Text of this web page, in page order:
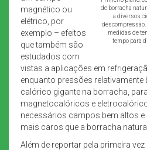
de borracha
a diversos
medidas de
tempo para
magnético ou
elétrico, por
exemplo – efeitos
que também são
estudados com
vistas a aplicações em
enquanto pressões
calórico gigante na borracha,
magnetocalóricos e
necessários campos bem altos
mais caros que a borracha
Além de reportar pela primeira